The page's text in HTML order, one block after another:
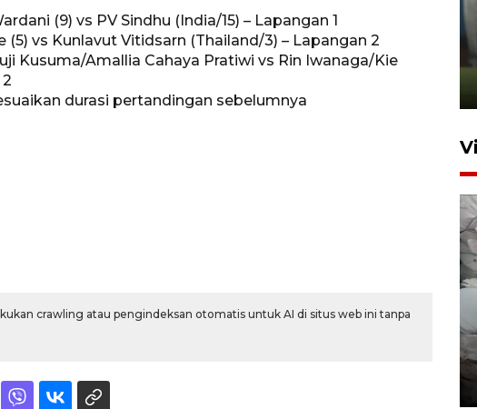
(9) vs PV Sindhu (India/15) – Lapangan 1
(5) vs Kunlavut Vitidsarn (Thailand/3) – Lapangan 2
Kusuma/Amallia Cahaya Pratiwi vs Rin Iwanaga/Kie
durasi pertandingan sebelumnya
crawling atau pengindeksan otomatis untuk AI di situs web ini tanpa
ANTARA Babel-Kanwil
KemenHAM Babel Jalin Kerja
Sama
BPBD Pangkalpinang